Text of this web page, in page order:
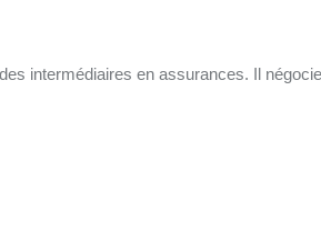
intermédiaires en assurances. Il